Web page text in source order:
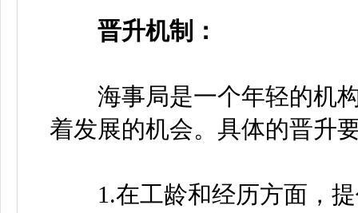
晋升机制：
海事局是一个年轻的机构
着发展的机会。具体的晋升
1.在工龄和经历方面，提